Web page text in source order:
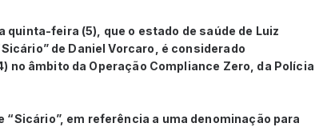
feira (5), que o estado de saúde de Luiz
de Daniel Vorcaro, é considerado
âmbito da Operação Compliance Zero, da Polícia
em referência a uma denominação para